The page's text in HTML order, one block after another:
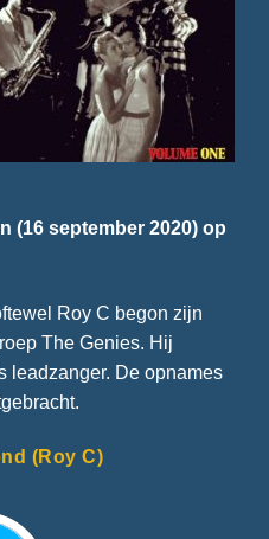
(16 september 2020) op
Roy C begon zijn
The Genies. Hij
leadzanger. De opnames
(Roy C)